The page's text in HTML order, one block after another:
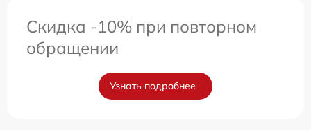
Скидка -10% при повторном
обращении
Узнать подробнее